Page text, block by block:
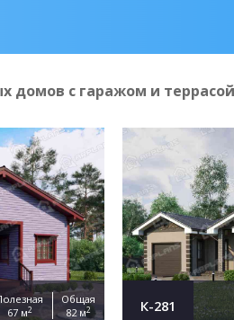
домов с гаражом и террасой
67 м2
Общая
82 м2 К-281